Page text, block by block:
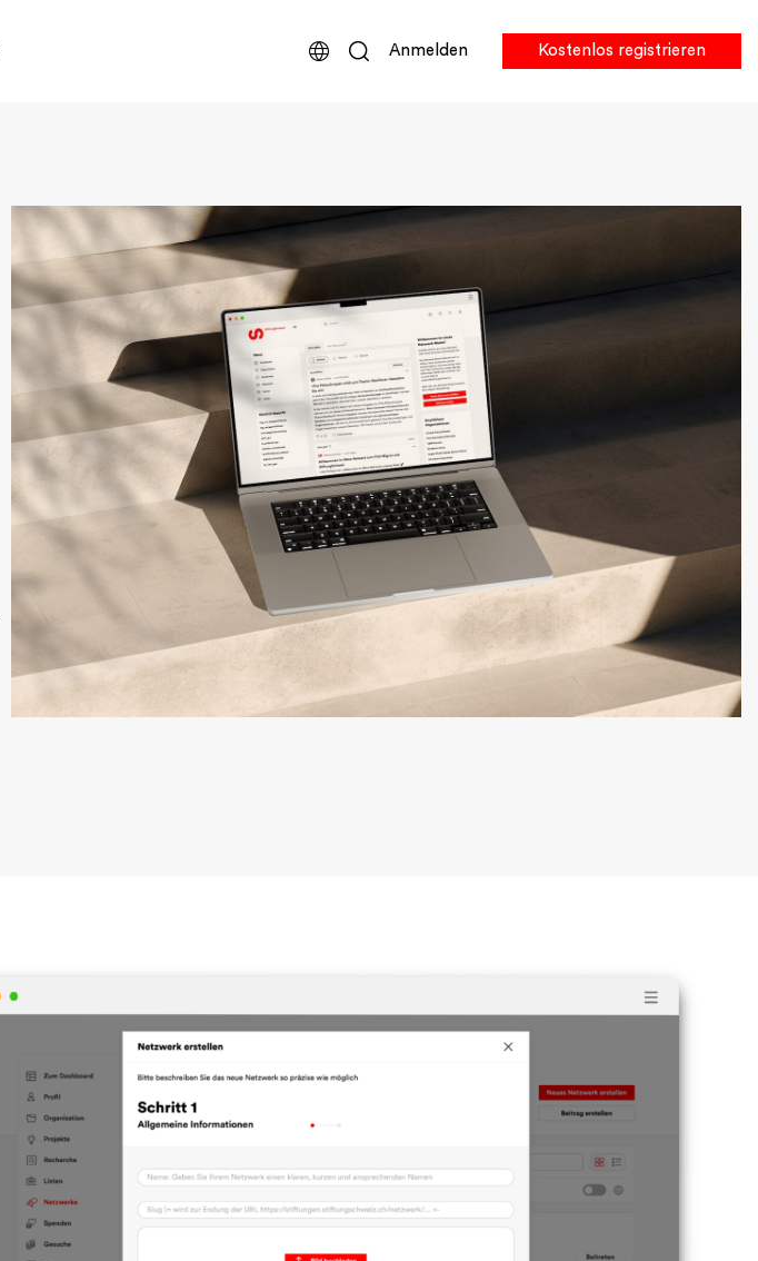
Anmelden Kostenlos registrieren